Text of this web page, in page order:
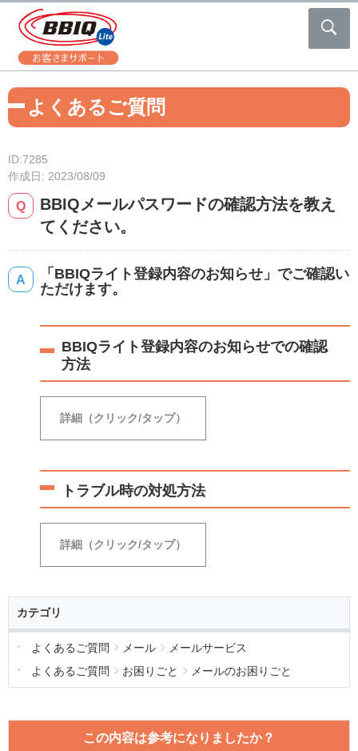
よくあるご質問
ID:7285
作成日: 2023/08/09
BBIQメールパスワードの確認方法を教え
てください。
「BBIQライト登録内容のお知らせ」でご確認い
ただけます。
BBIQライト登録内容のお知らせでの確認
方法
詳細（クリック/タップ）
トラブル時の対処方法
詳細（クリック/タップ）
合
メールパスワードの変更方法を教えてくだ
カテゴリ
よくあるご質問 メール
メールサービス
よくあるご質問
お困りごと メールのお困りごと
この内容は参考になりましたか？